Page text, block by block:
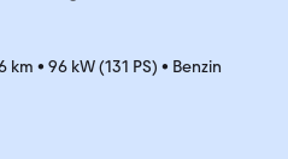
km • 96 kW (131 PS) • Benzin